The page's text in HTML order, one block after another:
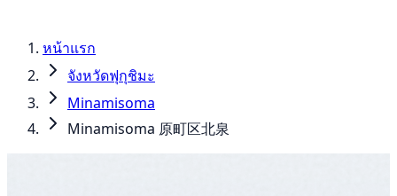
หน้าแรก
จังหวัดฟุกุชิมะ
Minamisoma
Minamisoma 原町区北泉